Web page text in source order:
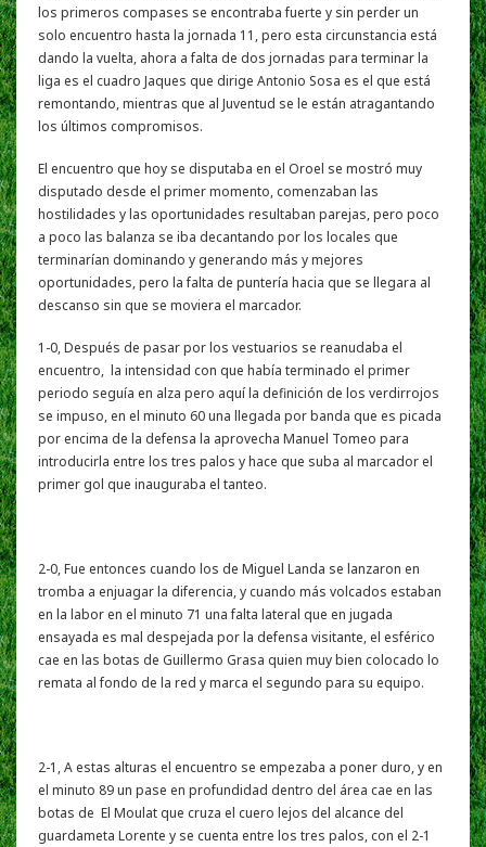
los primeros compases se encontraba fuerte y sin perder un
solo encuentro hasta la jornada 11, pero esta circunstancia está
dando la vuelta, ahora a falta de dos jornadas para terminar la
liga es el cuadro Jaques que dirige Antonio Sosa es el que está
remontando, mientras que al Juventud se le están atragantando
los últimos compromisos.
El encuentro que hoy se disputaba en el Oroel se mostró muy
disputado desde el primer momento, comenzaban las
hostilidades y las oportunidades resultaban parejas, pero poco
a poco las balanza se iba decantando por los locales que
terminarían dominando y generando más y mejores
oportunidades, pero la falta de puntería hacia que se llegara al
descanso sin que se moviera el marcador.
1-0, Después de pasar por los vestuarios se reanudaba el
encuentro, la intensidad con que había terminado el primer
periodo seguía en alza pero aquí la definición de los verdirrojos
se impuso, en el minuto 60 una llegada por banda que es picada
por encima de la defensa la aprovecha Manuel Tomeo para
introducirla entre los tres palos y hace que suba al marcador el
primer gol que inauguraba el tanteo.
2-0, Fue entonces cuando los de Miguel Landa se lanzaron en
tromba a enjuagar la diferencia, y cuando más volcados estaban
en la labor en el minuto 71 una falta lateral que en jugada
ensayada es mal despejada por la defensa visitante, el esférico
cae en las botas de Guillermo Grasa quien muy bien colocado lo
remata al fondo de la red y marca el segundo para su equipo.
2-1, A estas alturas el encuentro se empezaba a poner duro, y en
el minuto 89 un pase en profundidad dentro del área cae en las
botas de El Moulat que cruza el cuero lejos del alcance del
guardameta Lorente y se cuenta entre los tres palos, con el 2-1